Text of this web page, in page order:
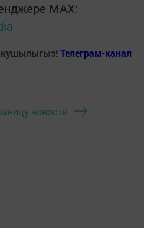
MАХ:
кушылыгыз! Телеграм-канал
новости